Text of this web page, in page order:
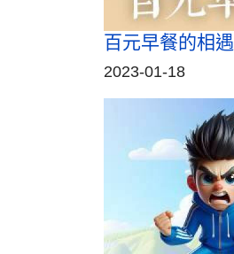
百元早餐的相遇
2023-01-18